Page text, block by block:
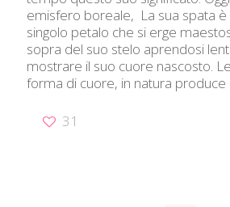
emisfero boreale, La sua spata è
singolo petalo che si erge
sopra del suo stelo aprendosi
mostrare il suo cuore nascosto.
forma di cuore, in natura produce
31